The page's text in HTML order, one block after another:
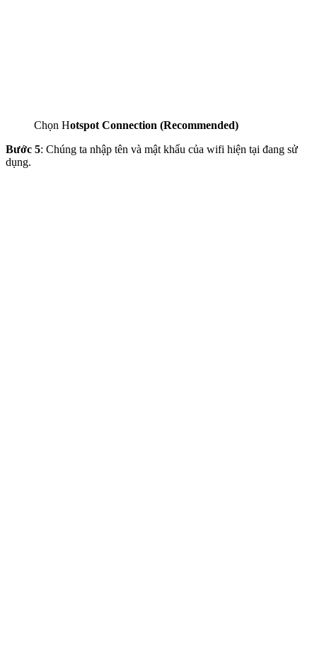
Chọn Hotspot Connection (Recommended)
Bước 5: Chúng ta nhập tên và mật khẩu của wifi hiện tại đang sử
dụng.